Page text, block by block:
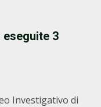
3
Investigativo di